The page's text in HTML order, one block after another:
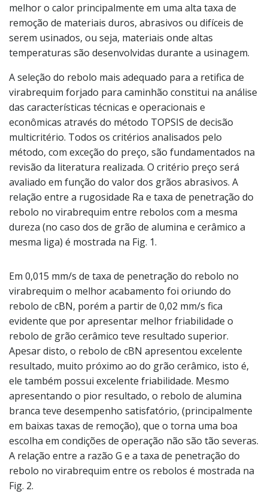
melhor o calor principalmente em uma alta taxa de
remoção de materiais duros, abrasivos ou difíceis de
serem usinados, ou seja, materiais onde altas
temperaturas são desenvolvidas durante a usinagem.
A seleção do rebolo mais adequado para a retifica de
virabrequim forjado para caminhão constitui na análise
das características técnicas e operacionais e
econômicas através do método TOPSIS de decisão
multicritério. Todos os critérios analisados pelo
método, com exceção do preço, são fundamentados na
revisão da literatura realizada. O critério preço será
avaliado em função do valor dos grãos abrasivos. A
relação entre a rugosidade Ra e taxa de penetração do
rebolo no virabrequim entre rebolos com a mesma
dureza (no caso dos de grão de alumina e cerâmico a
mesma liga) é mostrada na Fig. 1.
Em 0,015 mm/s de taxa de penetração do rebolo no
virabrequim o melhor acabamento foi oriundo do
rebolo de cBN, porém a partir de 0,02 mm/s fica
evidente que por apresentar melhor friabilidade o
rebolo de grão cerâmico teve resultado superior.
Apesar disto, o rebolo de cBN apresentou excelente
resultado, muito próximo ao do grão cerâmico, isto é,
ele também possui excelente friabilidade. Mesmo
apresentando o pior resultado, o rebolo de alumina
branca teve desempenho satisfatório, (principalmente
em baixas taxas de remoção), que o torna uma boa
escolha em condições de operação não são tão severas.
A relação entre a razão G e a taxa de penetração do
rebolo no virabrequim entre os rebolos é mostrada na
Fig. 2.